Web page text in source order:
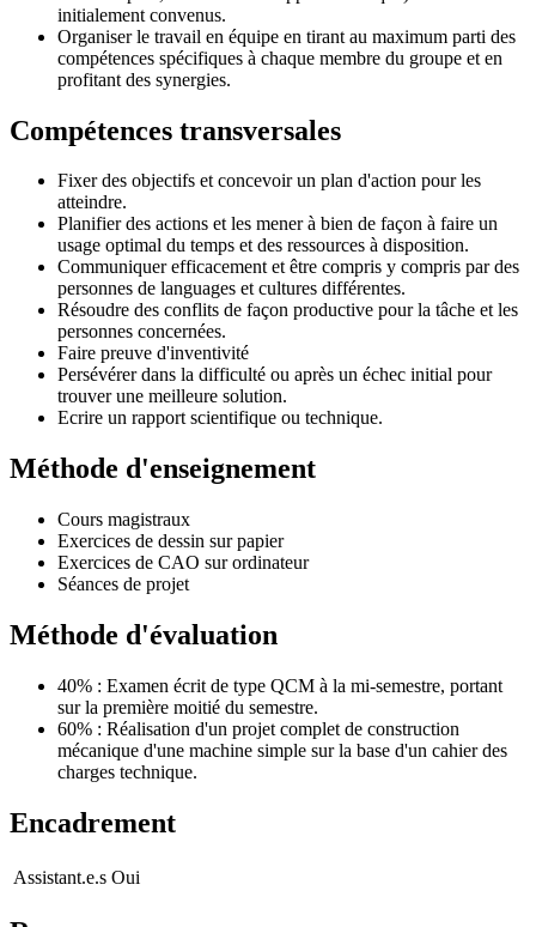
initialement convenus.
Organiser le travail en équipe en tirant au maximum parti des
compétences spécifiques à chaque membre du groupe et en
profitant des synergies.
Compétences transversales
Fixer des objectifs et concevoir un plan d'action pour les
atteindre.
Planifier des actions et les mener à bien de façon à faire un
usage optimal du temps et des ressources à disposition.
Communiquer efficacement et être compris y compris par des
personnes de languages et cultures différentes.
Résoudre des conflits de façon productive pour la tâche et les
personnes concernées.
Faire preuve d'inventivité
Persévérer dans la difficulté ou après un échec initial pour
trouver une meilleure solution.
Ecrire un rapport scientifique ou technique.
Méthode d'enseignement
Cours magistraux
Exercices de dessin sur papier
Exercices de CAO sur ordinateur
Séances de projet
Méthode d'évaluation
40% : Examen écrit de type QCM à la mi-semestre, portant
sur la première moitié du semestre.
60% : Réalisation d'un projet complet de construction
mécanique d'une machine simple sur la base d'un cahier des
charges technique.
Encadrement
Assistant.e.s Oui